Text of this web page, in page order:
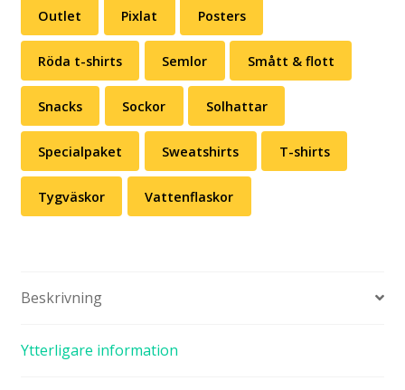
Outlet Pixlat Posters
Röda t-shirts Semlor Smått & flott
Snacks Sockor Solhattar
Specialpaket Sweatshirts T-shirts
Tygväskor Vattenflaskor
Beskrivning
Ytterligare information